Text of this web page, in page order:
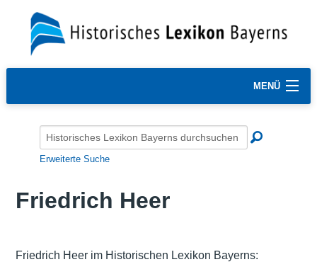
MENÜ
Erweiterte Suche
Friedrich Heer
Friedrich Heer im Historischen Lexikon Bayerns: